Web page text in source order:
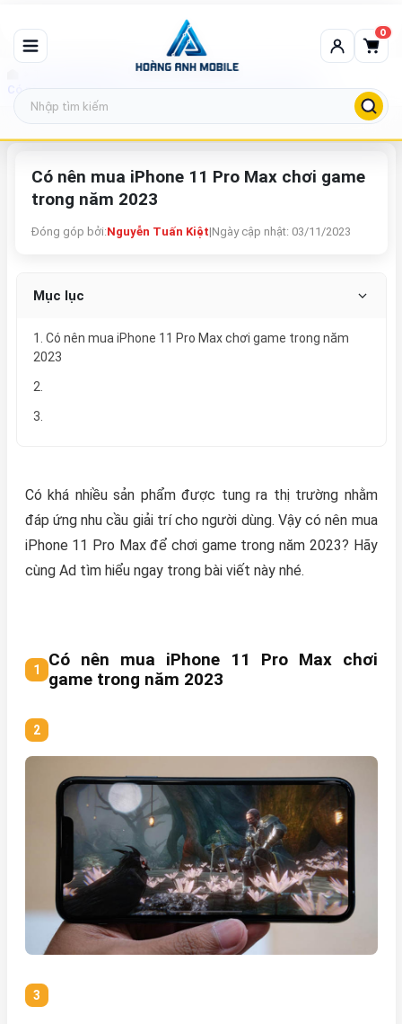
0
Có nên mua iPhone 11 Pro Max chơi game trong năm 2023
Có nên mua iPhone 11 Pro Max chơi game
trong năm 2023
Đóng góp bởi:Nguyễn Tuấn Kiệt|Ngày cập nhật: 03/11/2023
Mục lục
1. Có nên mua iPhone 11 Pro Max chơi game trong năm
2023
2.
3.
Có khá nhiều sản phẩm được tung ra thị trường nhằm
đáp ứng nhu cầu giải trí cho người dùng. Vậy có nên mua
iPhone 11 Pro Max để chơi game trong năm 2023? Hãy
cùng Ad tìm hiểu ngay trong bài viết này nhé.
Có nên mua iPhone 11 Pro Max chơi
game trong năm 2023